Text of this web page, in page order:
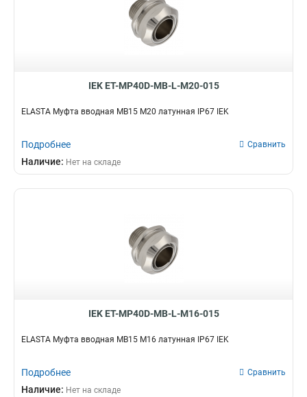
IEK ET-MP40D-MB-L-M20-015
ELASTA Муфта вводная MB15 М20 латунная IP67 IEK
Подробнее Сравнить
Наличие: Нет на складе
IEK ET-MP40D-MB-L-M16-015
ELASTA Муфта вводная MB15 М16 латунная IP67 IEK
Подробнее Сравнить
Наличие: Нет на складе